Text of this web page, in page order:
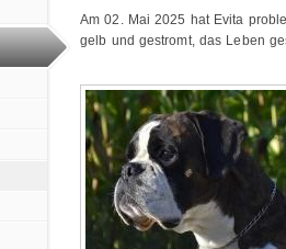
Am 02. Mai 2025 hat Evita
gelb und gestromt, das Leben